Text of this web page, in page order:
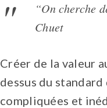
“On cherche
Chuet
Créer de la valeur
dessus du
compliquées et